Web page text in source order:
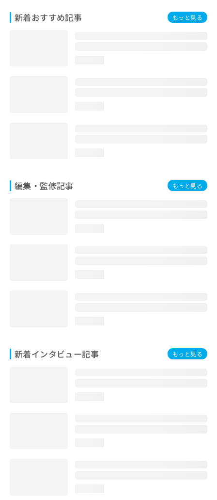
新着おすすめ記事 もっと見る
編集・監修記事 もっと見る
新着インタビュー記事 もっと見る
問